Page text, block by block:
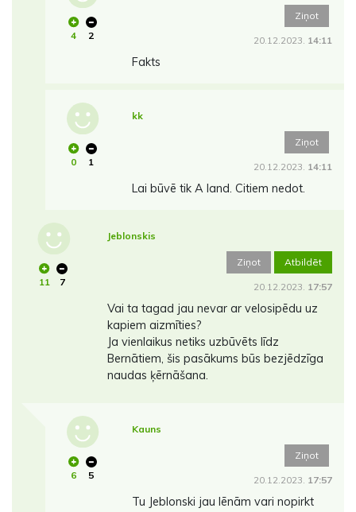
4 2
Ziņot
20.12.2023. 14:11
Fakts
0 1
kk
Ziņot
20.12.2023. 14:11
Lai būvē tik A land. Citiem nedot.
11 7
Jeblonskis
Ziņot Atbildēt
20.12.2023. 17:57
Vai ta tagad jau nevar ar velosipēdu uz
kapiem aizmīties?
Ja vienlaikus netiks uzbūvēts līdz
Bernātiem, šis pasākums būs bezjēdzīga
naudas ķērnāšana.
6 5
Kauns
Ziņot
20.12.2023. 17:57
Tu Jeblonski jau lēnām vari nopirkt